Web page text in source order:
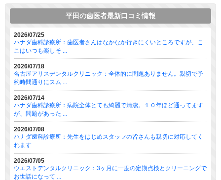
平田の歯医者最新口コミ情報
2026/07/25
ハナダ歯科診療所：歯医者さんはなかなか行きにくいところですが、こ
こはいつも楽しそ ...
2026/07/18
名古屋アリスデンタルクリニック：全体的に問題ありません。親切で予
約時間通りにスム ...
2026/07/14
ハナダ歯科診療所：病院全体とても綺麗で清潔。１０年ほど通ってます
が、問題があった ...
2026/07/08
ハナダ歯科診療所：先生をはじめスタッフの皆さんも親切に対応してく
れます
2026/07/05
ウエストデンタルクリニック：3ヶ月に一度の定期点検とクリーニングで
お世話になって ...